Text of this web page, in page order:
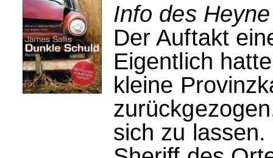
Info des
Der Auftakt
Eigentlich
kleine
sich zu